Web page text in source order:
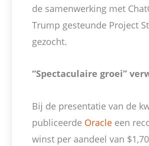
de samenwerking met
Trump gesteunde Project
gezocht.
“Spectaculaire groei”
Bij de presentatie van de
publiceerde Oracle een
winst per aandeel van